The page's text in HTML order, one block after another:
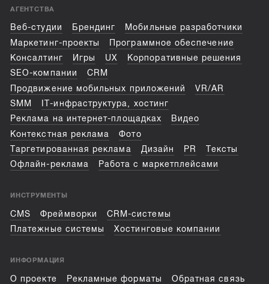
АГЕНТСТВА
Веб-студии Брендинг
Мобильные разработчики
Маркетинг-проекты
Программное обеспечение
Консалтинг
Игры UX
Корпоративные решения
SEO-компании
CRM
Продвижение мобильных приложений
VR/AR
SMM
IT-инфраструктура, хостинг
Реклама на интернет-площадках
Видео
Контекстная реклама
Фото
Таргетированная реклама
Дизайн PR
Тексты
Офлайн-реклама
Работа с маркетплейсами
ИНСТРУМЕНТЫ
CMS Фреймворки
CRM-системы
Платежные системы
Хостинговые компании
ИНФОРМАЦИЯ
О проекте Рекламные форматы
Обратная связь